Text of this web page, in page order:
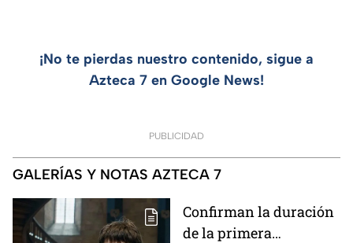
¡No te pierdas nuestro contenido, sigue a
Azteca 7 en Google News!
PUBLICIDAD
GALERÍAS Y NOTAS AZTECA 7
Confirman la duración
de la primera